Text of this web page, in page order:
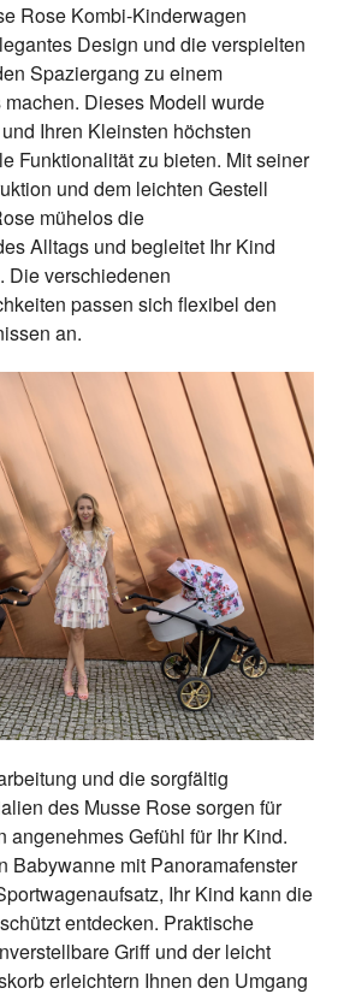
Rose Kombi-Kinderwagen
Design und die verspielten
Spaziergang zu einem
Dieses Modell wurde
Ihren Kleinsten höchsten
Funktionalität zu bieten. Mit seiner
und dem leichten Gestell
mühelos die
Alltags und begleitet Ihr Kind
Die verschiedenen
passen sich flexibel den
an.
und die sorgfältig
des Musse Rose sorgen für
angenehmes Gefühl für Ihr Kind.
Babywanne mit Panoramafenster
Ihr Kind kann die
entdecken. Praktische
Griff und der leicht
erleichtern Ihnen den Umgang